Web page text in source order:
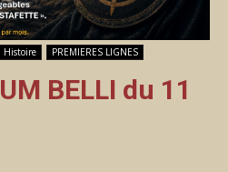
Histoire PREMIERES LIGNES
BELLI du 11